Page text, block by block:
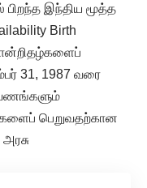
இந்திய மூத்த
Birth
31, 1987 வரை
பெறுவதற்கான